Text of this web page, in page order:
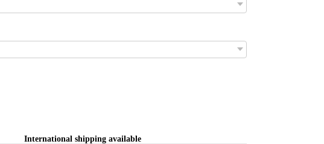
International shipping available